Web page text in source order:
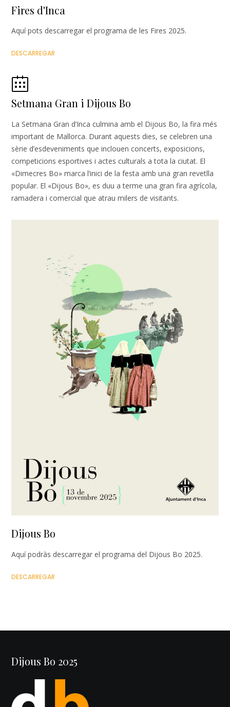
Fires d'Inca
Aquí pots descarregar el programa de les Fires 2025.
DESCARREGAR
Setmana Gran i Dijous Bo
La Setmana Gran d’Inca culmina amb el Dijous Bo, la fira més
important de Mallorca. Durant aquests dies, se celebren una
sèrie d’esdeveniments que inclouen concerts, exposicions,
competicions esportives i actes culturals a tota la ciutat. El
«Dimecres Bo» marca l’inici de la festa amb una gran revetlla
popular. El «Dijous Bo», es duu a terme una gran fira agrícola,
ramadera i comercial que atrau milers de visitants.
Dijous Bo
Aquí podràs descarregar el programa del Dijous Bo 2025.
DESCARREGAR
Dijous Bo 2025